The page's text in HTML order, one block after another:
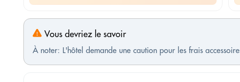
Vous devriez le savoir
À noter: L'hôtel demande une caution pour les frais